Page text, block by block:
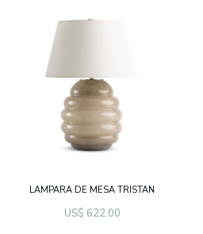
LAMPARA DE MESA TRISTAN
US$ 622.00